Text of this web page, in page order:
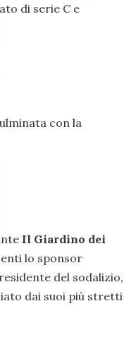
di serie C e
con la
Il Giardino dei
lo sponsor
del sodalizio,
dai suoi più stretti